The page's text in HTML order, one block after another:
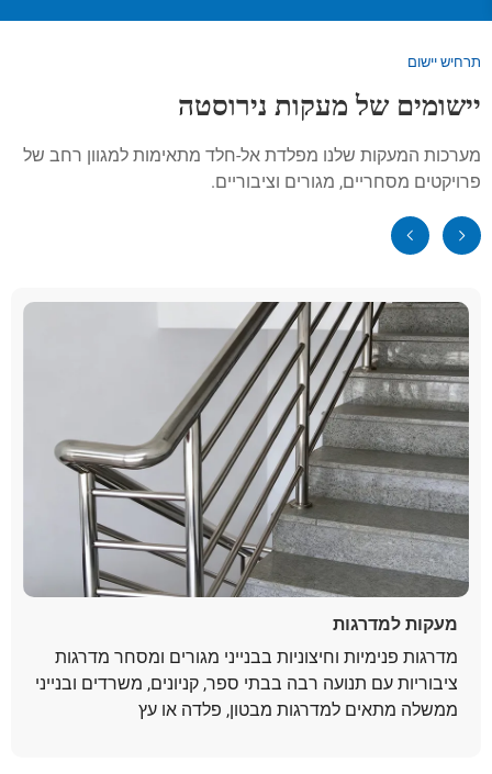
תרחיש יישום
יישומים של מעקות נירוסטה
מערכות המעקות שלנו מפלדת אל-חלד מתאימות למגוון רחב של
פרויקטים מסחריים, מגורים וציבוריים.
מעקות למדרגות
מדרגות פנימיות וחיצוניות בבנייני מגורים ומסחר מדרגות
ציבוריות עם תנועה רבה בבתי ספר, קניונים, משרדים ובנייני
ממשלה מתאים למדרגות מבטון, פלדה או עץ